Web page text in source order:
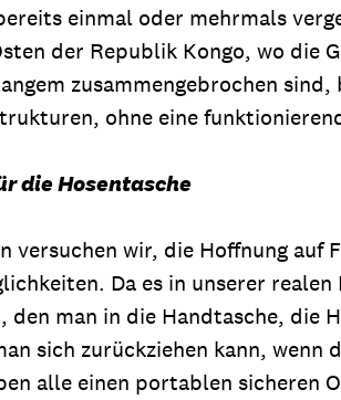
einmal oder mehrmals
der Republik Kongo, wo die
zusammengebrochen
ohne eine
die Hosentasche
versuchen wir, die Hoffnung
Da es in unserer
den man in die Handtasche, die
sich zurückziehen kann,
alle einen portablen sicheren